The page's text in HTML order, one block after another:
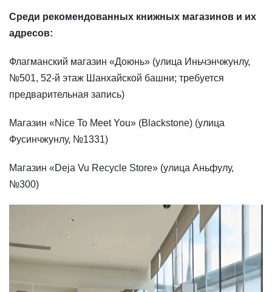
Среди рекомендованных книжных магазинов и их
адресов:
Флагманский магазин «Доюнь» (улица Иньчэнчжунлу,
№501, 52-й этаж Шанхайской башни; требуется
предварительная запись)
Магазин «Nice To Meet You» (Blackstone) (улица
Фусинчжунлу, №1331)
Магазин «Deja Vu Recycle Store» (улица Аньфулу,
№300)